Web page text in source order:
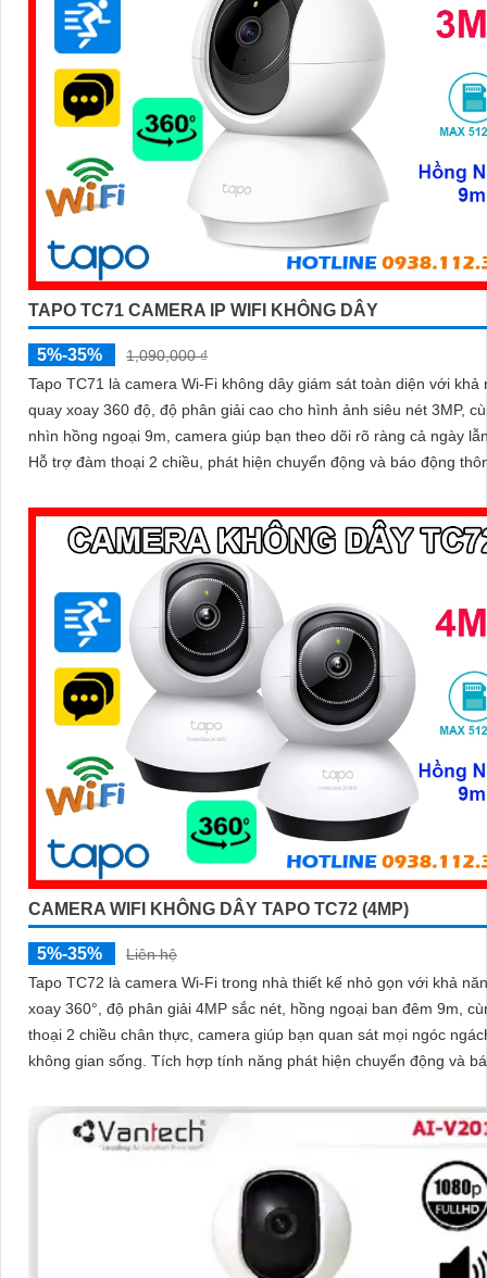
TAPO TC71 CAMERA IP WIFI KHÔNG DÂY
5%-35%
1,090,000 ₫
Tapo TC71 là camera Wi-Fi không dây giám sát toàn diện với khả
quay xoay 360 độ, độ phân giải cao cho hình ảnh siêu nét 3MP,
nhìn hồng ngoại 9m, camera giúp bạn theo dõi rõ ràng cả ngày
Hỗ trợ đàm thoại 2 chiều, phát hiện chuyển động và báo động
động bảo vệ an toàn cho ngôi nhà bạn
CAMERA WIFI KHÔNG DÂY TAPO TC72 (4MP)
5%-35%
Liên hệ
Tapo TC72 là camera Wi-Fi trong nhà thiết kế nhỏ gọn với khả
xoay 360°, độ phân giải 4MP sắc nét, hồng ngoại ban đêm 9m,
thoại 2 chiều chân thực, camera giúp bạn quan sát mọi ngóc
không gian sống. Tích hợp tính năng phát hiện chuyển động và báo động
sự an tâm tuyệt đối cho cả gia đình